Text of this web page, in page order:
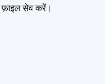
सेव करें।